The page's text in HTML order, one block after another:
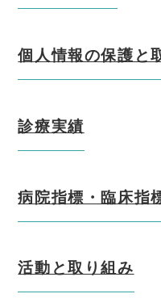
個人情報の保護と
診療実績
病院指標・臨床指
活動と取り組み